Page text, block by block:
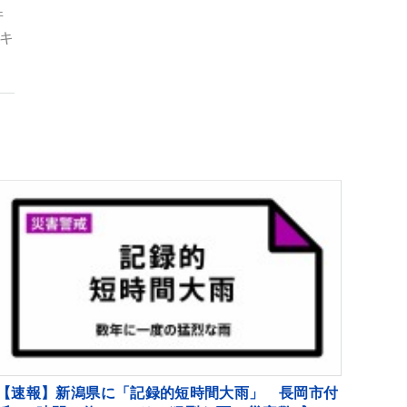
速報】新潟県に「記録的短時間大雨」 長岡市付